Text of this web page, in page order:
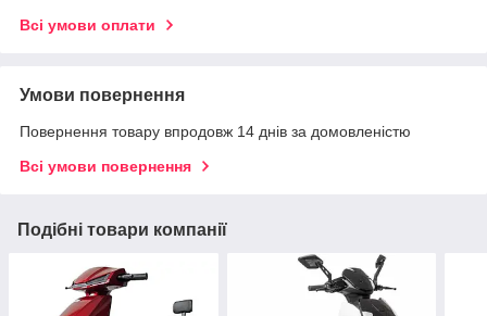
Всі умови оплати
Умови повернення
Повернення товару впродовж 14 днів за домовленістю
Всі умови повернення
Подібні товари компанії